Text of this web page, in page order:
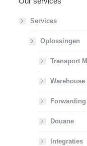
Services
Oplossingen
Transport
Warehouse
Douane
Integraties